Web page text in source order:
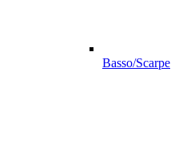
Basso/Scarpe